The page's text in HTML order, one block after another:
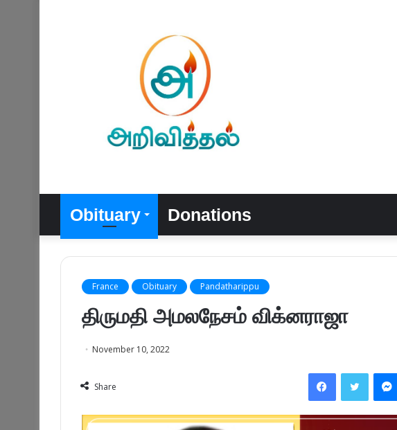
Obituary Donations
France Obituary Pandatharippu
திருமதி அமலநேசம் விக்னராஜா
November 10, 2022
Share
FacebookTwitter